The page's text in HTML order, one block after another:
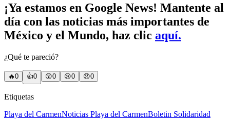
¡Ya estamos en Google News! Mantente al
día con las noticias más importantes de
México y el Mundo, haz clic aquí.
¿Qué te pareció?
🔥0 👍0 😲0 😢0 😠0
Etiquetas
Playa del CarmenNoticias Playa del CarmenBoletin Solidaridad